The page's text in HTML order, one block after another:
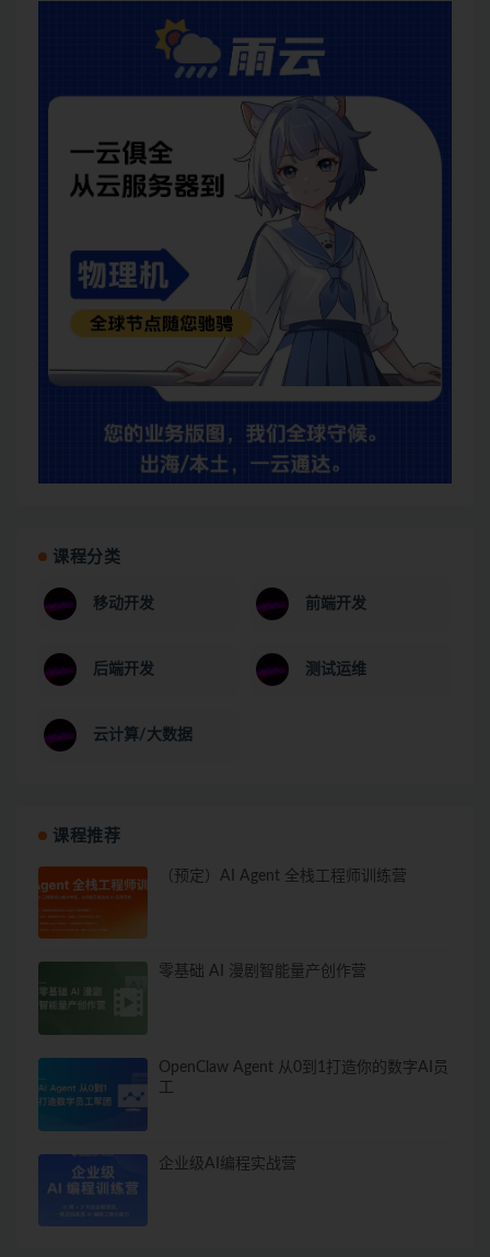
课程分类
移动开发 前端开发
后端开发 测试运维
云计算/大数据
课程推荐
（预定）AI Agent 全栈工程师训练营
零基础 AI 漫剧智能量产创作营
OpenClaw Agent 从0到1打造你的数字AI员
工
企业级AI编程实战营